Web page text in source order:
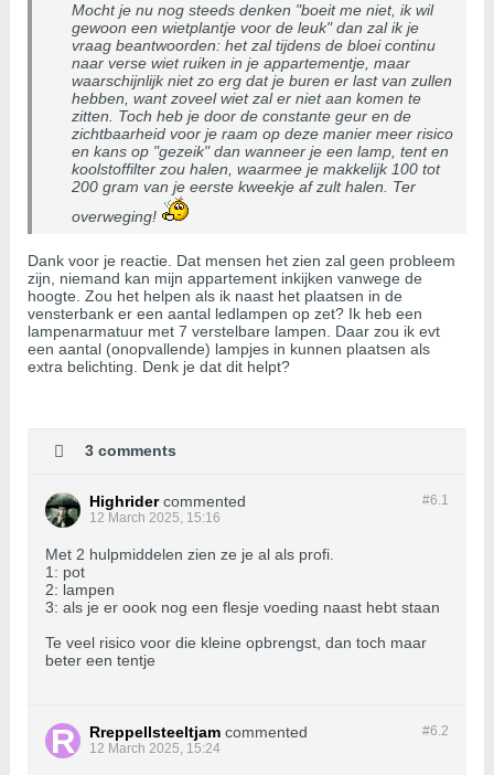
Mocht je nu nog steeds denken "boeit me niet, ik wil
gewoon een wietplantje voor de leuk" dan zal ik je
vraag beantwoorden: het zal tijdens de bloei continu
naar verse wiet ruiken in je appartementje, maar
waarschijnlijk niet zo erg dat je buren er last van zullen
hebben, want zoveel wiet zal er niet aan komen te
zitten. Toch heb je door de constante geur en de
zichtbaarheid voor je raam op deze manier meer risico
en kans op "gezeik" dan wanneer je een lamp, tent en
koolstoffilter zou halen, waarmee je makkelijk 100 tot
200 gram van je eerste kweekje af zult halen. Ter
overweging!
Dank voor je reactie. Dat mensen het zien zal geen probleem
zijn, niemand kan mijn appartement inkijken vanwege de
hoogte. Zou het helpen als ik naast het plaatsen in de
vensterbank er een aantal ledlampen op zet? Ik heb een
lampenarmatuur met 7 verstelbare lampen. Daar zou ik evt
een aantal (onopvallende) lampjes in kunnen plaatsen als
extra belichting. Denk je dat dit helpt?
3 comments
#6.1
Highrider commented
12 March 2025, 15:16
Met 2 hulpmiddelen zien ze je al als profi.
1: pot
2: lampen
3: als je er oook nog een flesje voeding naast hebt staan
Te veel risico voor die kleine opbrengst, dan toch maar
beter een tentje
#6.2
Rreppellsteeltjam commented
12 March 2025, 15:24